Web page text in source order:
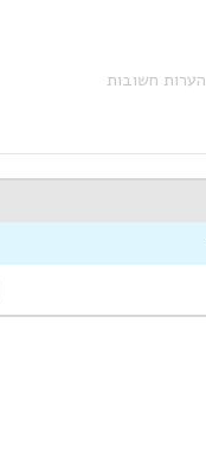
הערות חשובות